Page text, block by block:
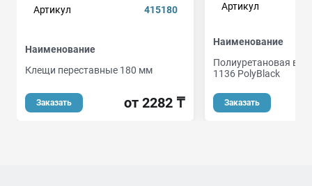
Артикул
415180
Наименование
Клещи переставные 180 мм
Заказать от 2282 ₸
Артикул
Наименование
Полиуретановая
1136 PolyBlack
Заказать